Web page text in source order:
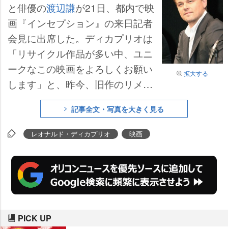
拡大する
と俳優の渡辺謙が21日、都内で映
画『インセプション』の来日記者
会見に出席した。ディカプリオは
「リサイクル作品が多い中、ユニ
ークなこの映画をよろしくお願い
します」と、昨今、旧作のリメイ
ク流行りのハリウッド映画界をチ
クリ。さらに「日本の皆さんは新
しいアイデアを受け入れること
る。僕も日本のアニメーションが
大好きだが、宮崎駿監督の『千と
千尋の神隠し』のようなシュール
から、日本での反応が楽しみ」と
記事全文・写真を大きく見る
レオナルド・ディカプリオ 映画
PICK UP